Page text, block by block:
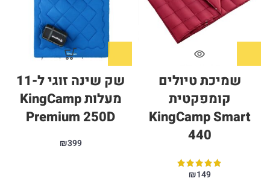
שמיכת טיולים
קומפקטית
KingCamp Smart
440
₪149
שק שינה זוגי ל-11
מעלות KingCamp
Premium 250D
₪399